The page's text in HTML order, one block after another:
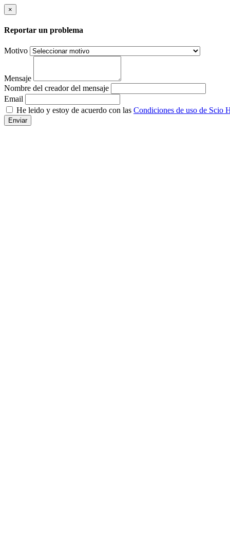
×
Reportar un problema
Motivo
Mensaje
Nombre del creador del mensaje
Email
He leido y estoy de acuerdo con las Condiciones de uso de Scio
Enviar